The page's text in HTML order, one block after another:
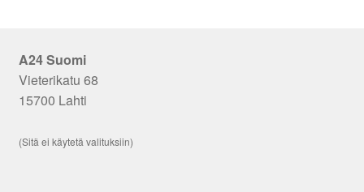
A24 Suomi
Vieterikatu 68
15700 Lahti
(Sitä ei käytetä valituksiin)